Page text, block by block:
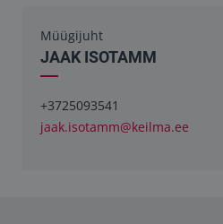
Müügijuht
JAAK ISOTAMM
+3725093541
jaak.isotamm@keilma.ee